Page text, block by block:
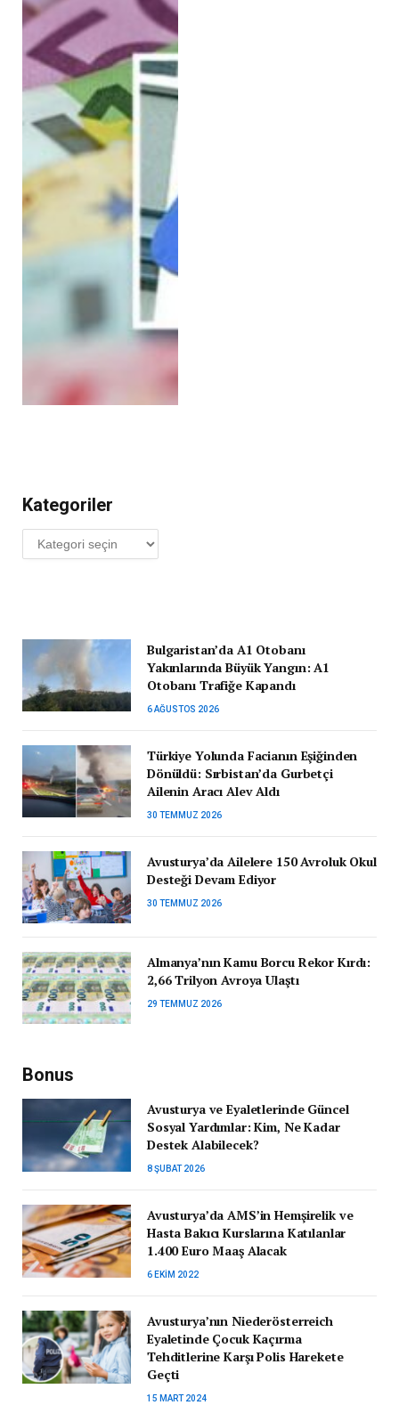
Kategoriler
Kategoriler
Bulgaristan’da A1 Otobanı
Yakınlarında Büyük Yangın: A1
Otobanı Trafiğe Kapandı
6 AĞUSTOS 2026
Türkiye Yolunda Facianın Eşiğinden
Dönüldü: Sırbistan’da Gurbetçi
Ailenin Aracı Alev Aldı
30 TEMMUZ 2026
Avusturya’da Ailelere 150 Avroluk Okul
Desteği Devam Ediyor
30 TEMMUZ 2026
Almanya’nın Kamu Borcu Rekor Kırdı:
2,66 Trilyon Avroya Ulaştı
29 TEMMUZ 2026
Bonus
Avusturya ve Eyaletlerinde Güncel
Sosyal Yardımlar: Kim, Ne Kadar
Destek Alabilecek?
8 ŞUBAT 2026
Avusturya’da AMS’in Hemşirelik ve
Hasta Bakıcı Kurslarına Katılanlar
1.400 Euro Maaş Alacak
6 EKIM 2022
Avusturya’nın Niederösterreich
Eyaletinde Çocuk Kaçırma
Tehditlerine Karşı Polis Harekete
Geçti
15 MART 2024